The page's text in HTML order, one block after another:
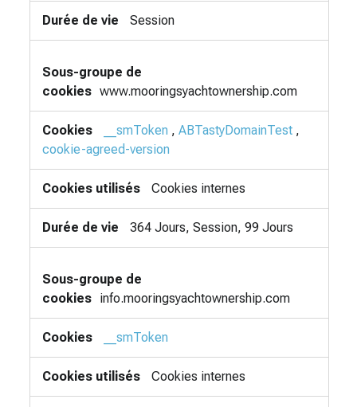
Session
www.mooringsyachtownership.com
__smToken , ABTastyDomainTest ,
cookie-agreed-version
Cookies internes
364 Jours, Session, 99 Jours
info.mooringsyachtownership.com
__smToken
Cookies internes